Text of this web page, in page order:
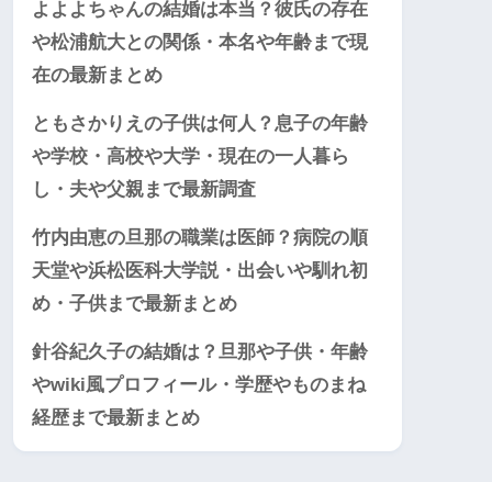
よよよちゃんの結婚は本当？彼氏の存在
や松浦航大との関係・本名や年齢まで現
在の最新まとめ
ともさかりえの子供は何人？息子の年齢
や学校・高校や大学・現在の一人暮ら
し・夫や父親まで最新調査
竹内由恵の旦那の職業は医師？病院の順
天堂や浜松医科大学説・出会いや馴れ初
め・子供まで最新まとめ
針谷紀久子の結婚は？旦那や子供・年齢
やwiki風プロフィール・学歴やものまね
経歴まで最新まとめ